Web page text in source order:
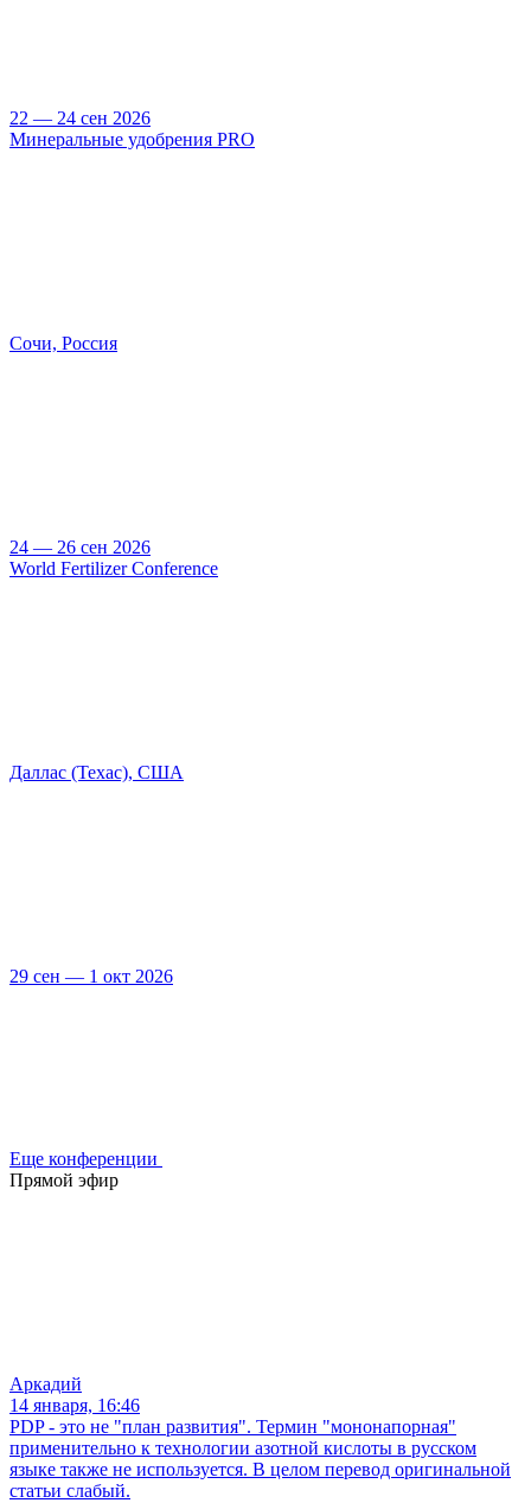
22 — 24 сен 2026
Минеральные удобрения PRO
Сочи, Россия
24 — 26 сен 2026
World Fertilizer Conference
Даллас (Техас), США
29 сен — 1 окт 2026
Еще конференции
Прямой эфир
Аркадий
14 января, 16:46
PDP - это не "план развития". Термин "мононапорная"
применительно к технологии азотной кислоты в русском
языке также не используется. В целом перевод оригинальной
статьи слабый.